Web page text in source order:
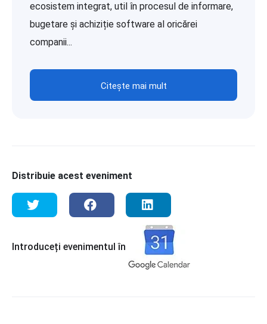
ecosistem integrat, util în procesul de informare,
bugetare și achiziție software al oricărei
companii...
Citește mai mult
Distribuie acest eveniment
Introduceți evenimentul în